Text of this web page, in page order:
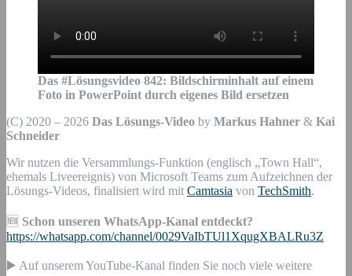
Das #Lösungsvideo 842: Bildschirminhalt auf einem
Foto in PowerPoint durch eigenes Bild ersetzen
(C) 2020 – 2026 Das Lösungs-Video by Markus Hahner & Kai
Schneider
Wir nutzen die Versammlungs-Funktion (englisch „Town Hall“,
ehemals Liveereignis) von Microsoft Teams zum Aufzeichnen der
Lösungs-Videos, finalisiert wird mit Camtasia von TechSmith.
🆕 Schon unseren WhatsApp-Kanal entdeckt?
https://whatsapp.com/channel/0029VaIbTUl1XqugXBALRu3Z
▶️ Auf unserem YouTube-Kanal finden Sie noch viele weitere